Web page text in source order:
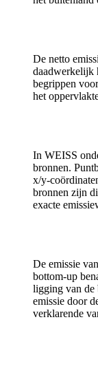
De netto
daadwerkelijk
begrippen
het
In WEISS
bronnen.
x/y-
bronnen zijn
exacte
De emissie
bottom-up
ligging van de
emissie door
verklarende